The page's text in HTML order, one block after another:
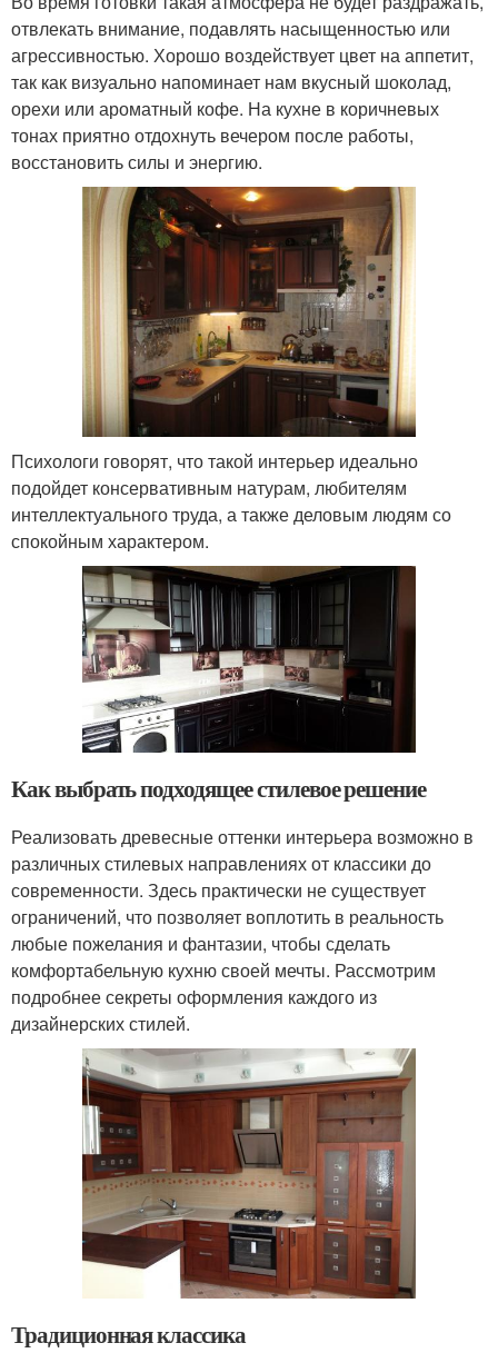
отвлекать внимание, подавлять насыщенностью или
агрессивностью. Хорошо воздействует цвет на аппетит,
так как визуально напоминает нам вкусный шоколад,
орехи или ароматный кофе. На кухне в коричневых
тонах приятно отдохнуть вечером после работы,
восстановить силы и энергию.
Психологи говорят, что такой интерьер идеально
подойдет консервативным натурам, любителям
интеллектуального труда, а также деловым людям со
спокойным характером.
Как выбрать подходящее стилевое решение
Реализовать древесные оттенки интерьера возможно в
различных стилевых направлениях от классики до
современности. Здесь практически не существует
ограничений, что позволяет воплотить в реальность
любые пожелания и фантазии, чтобы сделать
комфортабельную кухню своей мечты. Рассмотрим
подробнее секреты оформления каждого из
дизайнерских стилей.
Традиционная классика